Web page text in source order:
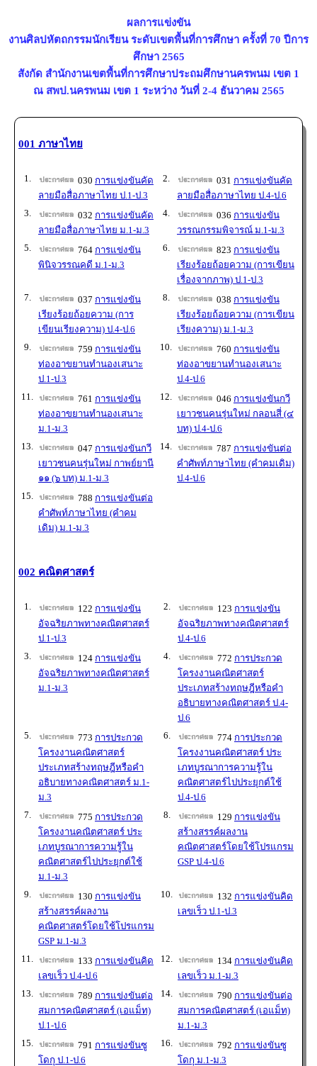
ผลการแข่งขัน
งานศิลปหัตถกรรมนักเรียน ระดับเขตพื้นที่การศึกษา ครั้งที่ 70 ปีการ
ศึกษา 2565
สังกัด สำนักงานเขตพื้นที่การศึกษาประถมศึกษานครพนม เขต 1
ณ สพป.นครพนม เขต 1 ระหว่าง วันที่ 2-4 ธันวาคม 2565
001 ภาษาไทย
1. 030 การแข่งขันคัด
ลายมือสื่อภาษาไทย ป.1-ป.3
2. 031 การแข่งขันคัด
ลายมือสื่อภาษาไทย ป.4-ป.6
3.
032 การแข่งขันคัด
ลายมือสื่อภาษาไทย ม.1-ม.3
4. 036 การแข่งขัน
วรรณกรรมพิจารณ์ ม.1-ม.3
5.
764 การแข่งขัน
พินิจวรรณคดี ม.1-ม.3
6. 823 การแข่งขัน
เรียงร้อยถ้อยความ (การเขียน
เรื่องจากภาพ) ป.1-ป.3
7.
037 การแข่งขัน
เรียงร้อยถ้อยความ (การ
เขียนเรียงความ) ป.4-ป.6
8. 038 การแข่งขัน
เรียงร้อยถ้อยความ (การเขียน
เรียงความ) ม.1-ม.3
9.
759 การแข่งขัน
ท่องอาขยานทำนองเสนาะ
ป.1-ป.3
10. 760 การแข่งขัน
ท่องอาขยานทำนองเสนาะ
ป.4-ป.6
11.
761 การแข่งขัน
ท่องอาขยานทำนองเสนาะ
ม.1-ม.3
12. 046 การแข่งขันกวี
เยาวชนคนรุ่นใหม่ กลอนสี่ (๔
บท) ป.4-ป.6
13.
047 การแข่งขันกวี
เยาวชนคนรุ่นใหม่ กาพย์ยานี
๑๑ (๖ บท) ม.1-ม.3
14. 787 การแข่งขันต่อ
คำศัพท์ภาษาไทย (คำคมเดิม)
ป.4-ป.6
15.
788 การแข่งขันต่อ
คำศัพท์ภาษาไทย (คำคม
เดิม) ม.1-ม.3
002 คณิตศาสตร์
1. 122 การแข่งขัน
อัจฉริยภาพทางคณิตศาสตร์
ป.1-ป.3
2. 123 การแข่งขัน
อัจฉริยภาพทางคณิตศาสตร์
ป.4-ป.6
3.
124 การแข่งขัน
อัจฉริยภาพทางคณิตศาสตร์
ม.1-ม.3
4. 772 การประกวด
โครงงานคณิตศาสตร์
ประเภทสร้างทฤษฎีหรือคำ
อธิบายทางคณิตศาสตร์ ป.4-
ป.6
5.
773 การประกวด
โครงงานคณิตศาสตร์
ประเภทสร้างทฤษฎีหรือคำ
อธิบายทางคณิตศาสตร์ ม.1-
ม.3
6. 774 การประกวด
โครงงานคณิตศาสตร์ ประ
เภทบูรณาการความรู้ใน
คณิตศาสตร์ไปประยุกต์ใช้
ป.4-ป.6
7.
775 การประกวด
โครงงานคณิตศาสตร์ ประ
เภทบูรณาการความรู้ใน
คณิตศาสตร์ไปประยุกต์ใช้
ม.1-ม.3
8. 129 การแข่งขัน
สร้างสรรค์ผลงาน
คณิตศาสตร์โดยใช้โปรแกรม
GSP ป.4-ป.6
9. 130 การแข่งขัน
สร้างสรรค์ผลงาน
คณิตศาสตร์โดยใช้โปรแกรม
GSP ม.1-ม.3
10. 132 การแข่งขันคิด
เลขเร็ว ป.1-ป.3
11. 133 การแข่งขันคิด
เลขเร็ว ป.4-ป.6
12. 134 การแข่งขันคิด
เลขเร็ว ม.1-ม.3
13.
789 การแข่งขันต่อ
สมการคณิตศาสตร์ (เอแม็ท)
ป.1-ป.6
14. 790 การแข่งขันต่อ
สมการคณิตศาสตร์ (เอแม็ท)
ม.1-ม.3
15.
791 การแข่งขันซู
โดกุ ป.1-ป.6
16. 792 การแข่งขันซู
โดกุ ม.1-ม.3